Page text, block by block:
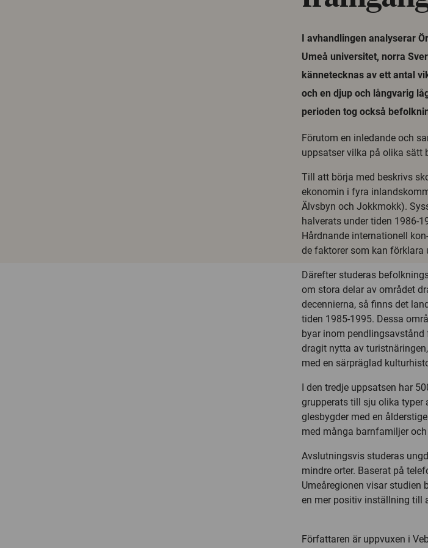
I avhandlingen analyserar
Umeå universitet, norra
kännetecknas av ett antal
och en djup och långvarig
perioden tog också
Förutom en inledande och
uppsatser vilka på olika sätt
Till att börja med beskrivs
ekonomin i fyra
Älvsbyn och Jokkmokk).
halverats under tiden 1986-
Hårdnande internationell
de faktorer som kan förklara
Därefter studeras
om stora delar av området
decennierna, så finns det
tiden 1985-1995. Dessa
byar inom
dragit nytta av
med en särpräglad
I den tredje uppsatsen har
grupperats till sju olika typer
glesbygder med en
med många barnfamiljer
Avslutningsvis studeras
mindre orter. Baserat på
Umeåregionen visar studien
en mer positiv inställning till
Författaren är uppvuxen i